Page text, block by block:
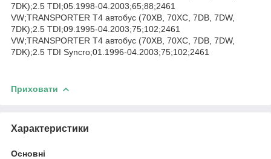
7DK);2.5 TDI;05.1998-04.2003;65;88;2461
VW;TRANSPORTER T4 автобус (70XB, 70XC, 7DB, 7DW,
7DK);2.5 TDI;09.1995-04.2003;75;102;2461
VW;TRANSPORTER T4 автобус (70XB, 70XC, 7DB, 7DW,
7DK);2.5 TDI Syncro;01.1996-04.2003;75;102;2461
Приховати
Характеристики
Основні